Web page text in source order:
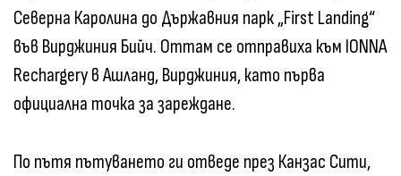
Северна Каролина до Държавния парк „First Landing“
във Вирджиния Бийч. Оттам се отправиха към IONNA
Rechargery в Ашланд, Вирджиния, като първа
официална точка за зареждане.
По пътя пътуването ги отведе през Канзас Сити,